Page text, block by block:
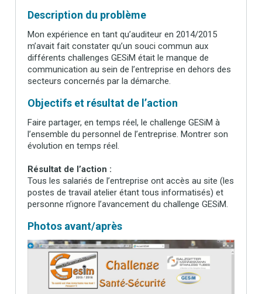
Description du problème
Mon expérience en tant qu’auditeur en 2014/2015
m’avait fait constater qu’un souci commun aux
différents challenges GESiM était le manque de
communication au sein de l’entreprise en dehors des
secteurs concernés par la démarche.
Objectifs et résultat de l’action
Faire partager, en temps réel, le challenge GESiM à
l’ensemble du personnel de l’entreprise. Montrer son
évolution en temps réel.
Résultat de l’action :
Tous les salariés de l’entreprise ont accès au site (les
postes de travail atelier étant tous informatisés) et
personne n’ignore l’avancement du challenge GESiM.
Photos avant/après